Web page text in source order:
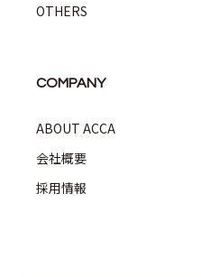
OTHERS
COMPANY
ABOUT ACCA
会社概要
採用情報